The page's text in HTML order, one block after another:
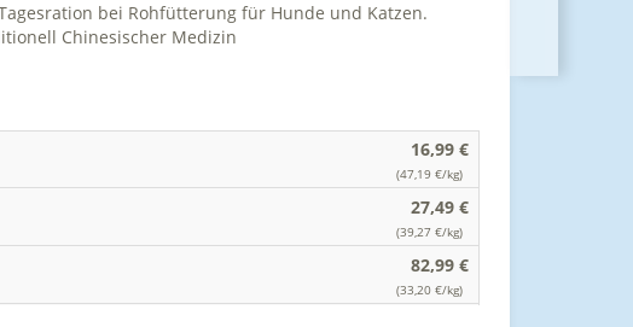
bei Rohfütterung für Hunde und Katzen.
Chinesischer Medizin
16,99 €
(47,19 €/kg)
27,49 €
(39,27 €/kg)
82,99 €
(33,20 €/kg)